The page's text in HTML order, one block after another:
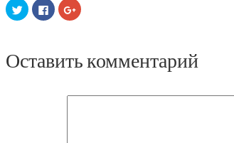
Нажмите,
чтобы
поделиться
в
новом
Нажмите
здесь,
чтобы
Facebook.
(Открывается
Нажмите,
чтобы
в
новом
Оставить комментарий